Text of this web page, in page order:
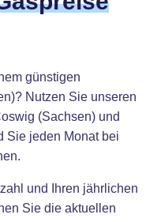
günstigen
Nutzen Sie unseren
(Sachsen) und
Sie jeden Monat bei
und Ihren jährlichen
Sie die aktuellen